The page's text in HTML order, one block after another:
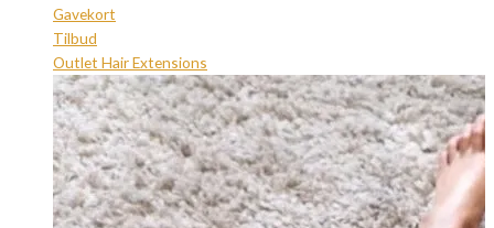
Gavekort
Tilbud
Outlet Hair Extensions